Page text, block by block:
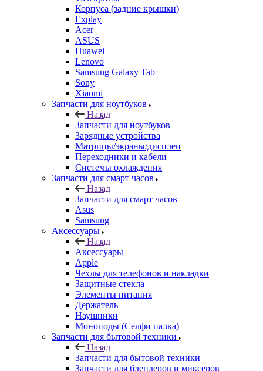
Корпуса (задние крышки)
Explay
Acer
ASUS
Huawei
Lenovo
Samsung Galaxy Tab
Sony
Xiaomi
Запчасти для ноутбуков
Назад
Запчасти для ноутбуков
Зарядные устройства
Матрицы/экраны/дисплеи
Переходники и кабели
Системы охлаждения
Запчасти для смарт часов
Назад
Запчасти для смарт часов
Asus
Samsung
Аксессуары
Назад
Аксессуары
Apple
Чехлы для телефонов и накладки
Защитные стекла
Элементы питания
Держатель
Наушники
Моноподы (Селфи палка)
Запчасти для бытовой техники
Назад
Запчасти для бытовой техники
Запчасти для блендеров и миксеров